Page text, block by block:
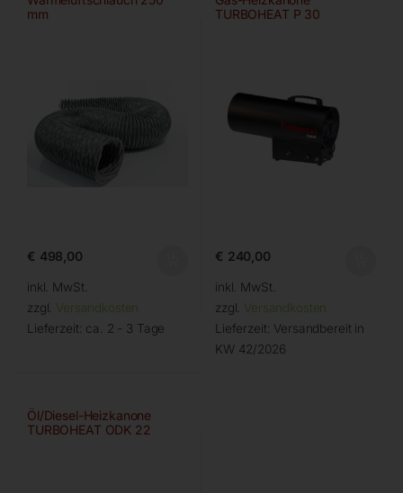
mm
€ 498,00
inkl. MwSt.
zzgl. Versandkosten
Lieferzeit: ca. 2 - 3 Tage
TURBOHEAT P 30
€ 240,00
inkl. MwSt.
zzgl. Versandkosten
Lieferzeit: Versandbereit in
KW 42/2026
Öl/Diesel-Heizkanone
TURBOHEAT ODK 22